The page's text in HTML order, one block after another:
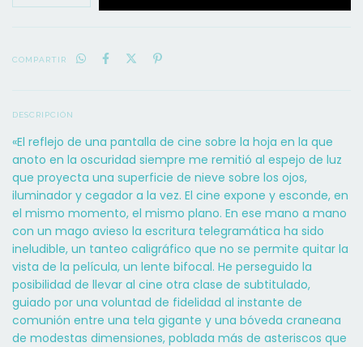
COMPARTIR
DESCRIPCIÓN
«El reflejo de una pantalla de cine sobre la hoja en la que
anoto en la oscuridad siempre me remitió al espejo de luz
que proyecta una superficie de nieve sobre los ojos,
iluminador y cegador a la vez. El cine expone y esconde, en
el mismo momento, el mismo plano. En ese mano a mano
con un mago avieso la escritura telegramática ha sido
ineludible, un tanteo caligráfico que no se permite quitar la
vista de la película, un lente bifocal. He perseguido la
posibilidad de llevar al cine otra clase de subtitulado,
guiado por una voluntad de fidelidad al instante de
comunión entre una tela gigante y una bóveda craneana
de modestas dimensiones, poblada más de asteriscos que